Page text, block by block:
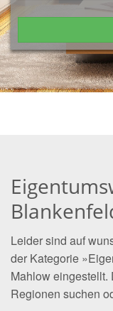
Leider sind auf
der Kategorie
Mahlow eingestellt.
Regionen suchen